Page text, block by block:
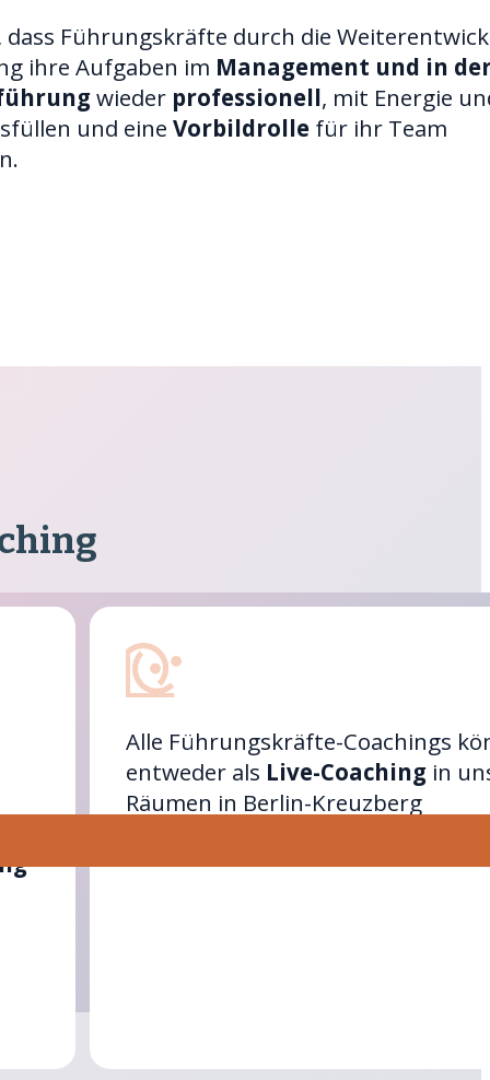
Führungskräfte durch die
ihre Aufgaben im Management und in
wieder professionell, mit Energie
und eineVorbildrolle für ihr Team
Alle Führungskräfte-Coachings
entweder als Live-Coachingin
Räumen in Berlin-Kreuzberg